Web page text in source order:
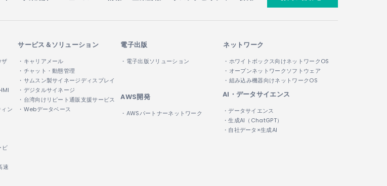
ン
ビ
速
サービス＆ソリューション
・キャリアメール
・チャット・動態管理
・サムスン製サイネージディスプレイ
・デジタルサイネージ
・台湾向けリピート通販支援サービス
・Webデータベース
電子出版
・電子出版ソリューション
ネットワーク
・ホワイトボックス向けネットワークOS
・オープンネットワークソフトウェア
・組み込み機器向けネットワークOS
AWS開発
・AWSパートナーネットワーク
AI・データサイエンス
・データサイエンス
・生成AI（ChatGPT）
・自社データ×生成AI